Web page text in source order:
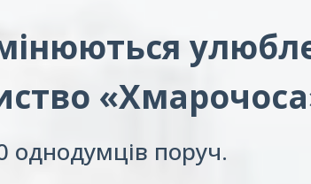
однодумців поруч.